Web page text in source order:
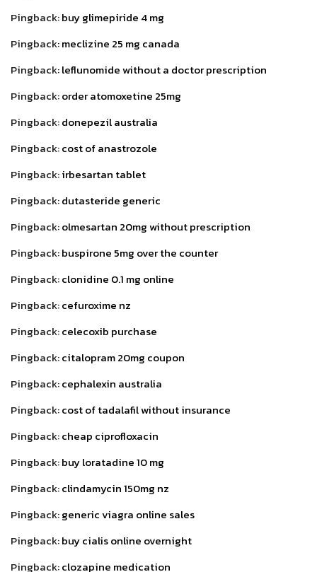
Pingback:buy glimepiride 4 mg
Pingback:meclizine 25 mg canada
Pingback:leflunomide without a doctor prescription
Pingback:order atomoxetine 25mg
Pingback:donepezil australia
Pingback:cost of anastrozole
Pingback:irbesartan tablet
Pingback:dutasteride generic
Pingback:olmesartan 20mg without prescription
Pingback:buspirone 5mg over the counter
Pingback:clonidine 0.1 mg online
Pingback:cefuroxime nz
Pingback:celecoxib purchase
Pingback:citalopram 20mg coupon
Pingback:cephalexin australia
Pingback:cost of tadalafil without insurance
Pingback:cheap ciprofloxacin
Pingback:buy loratadine 10 mg
Pingback:clindamycin 150mg nz
Pingback:generic viagra online sales
Pingback:buy cialis online overnight
Pingback:clozapine medication